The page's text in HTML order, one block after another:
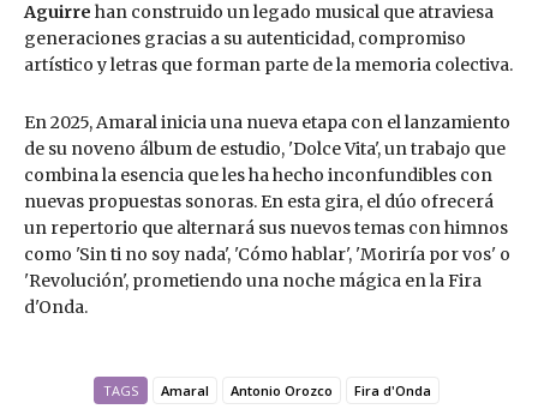
Aguirre han construido un legado musical que atraviesa
generaciones gracias a su autenticidad, compromiso
artístico y letras que forman parte de la memoria colectiva.
En 2025, Amaral inicia una nueva etapa con el lanzamiento
de su noveno álbum de estudio, 'Dolce Vita', un trabajo que
combina la esencia que les ha hecho inconfundibles con
nuevas propuestas sonoras. En esta gira, el dúo ofrecerá
un repertorio que alternará sus nuevos temas con himnos
como 'Sin ti no soy nada', 'Cómo hablar', 'Moriría por vos' o
'Revolución', prometiendo una noche mágica en la Fira
d'Onda.
TAGS Amaral Antonio Orozco Fira d'Onda